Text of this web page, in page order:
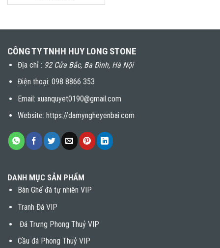
CÔNG TY TNHH HUY LONG STONE
Địa chỉ : 92 Cửa Bắc, Ba Đình, Hà Nội
Điện thoại: 098 8866 353
Email: xuanquyet0190@gmail.com
Website: https://damyngheyenbai.com
DANH MỤC SẢN PHẨM
Bàn Ghế đá tự nhiên VIP
Tranh Đá VIP
Đá Trưng Phong Thuỷ VIP
Cầu đá Phong Thuỷ VIP